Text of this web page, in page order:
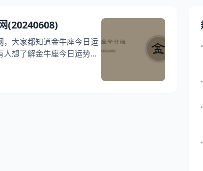
(20240608)
大家都知道金牛座今日运
想了解金牛座今日运势星
友想问金牛座今日运势星
中，我们将探索金牛座今日
•
•
•
•